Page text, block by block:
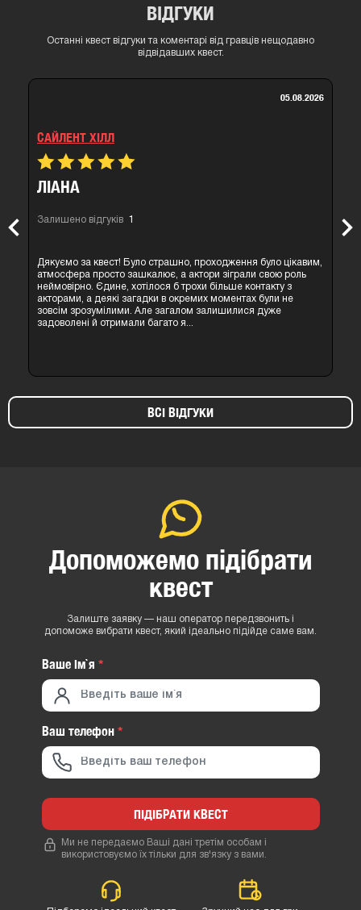
ВІДГУКИ
Останні квест відгуки та коментарі від гравців нещодавно
відвідавших квест.
Previous
САЙЛЕНТ ХІЛЛ
ЛІАНА
Залишено відгуків 1
05.08.2026
Дякуємо за квест! Було страшно, проходження було цікавим,
атмосфера просто зашкалює, а актори зіграли свою роль
неймовірно. Єдине, хотілося б трохи більше контакту з
акторами, а деякі загадки в окремих моментах були не
зовсім зрозумілими. Але загалом залишилися дуже
задоволені й отримали багато я...
ВСІ ВІДГУКИ
Допоможемо підібрати
квест
Залиште заявку — наш оператор передзвонить і
допоможе вибрати квест, який ідеально підійде саме вам.
Ваше iм`я *
Ваш телефон*
ПІДІБРАТИ КВЕСТ
Ми не передаємо Ваші дані третім особам і
використовуємо їх тільки для зв'язку з вами.